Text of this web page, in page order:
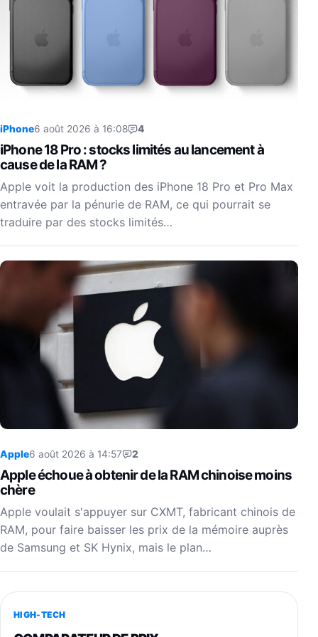
iPhone6 août 2026 à 16:08 4
iPhone 18 Pro : stocks limités au lancement à
cause de la RAM ?
Apple voit la production des iPhone 18 Pro et Pro Max
entravée par la pénurie de RAM, ce qui pourrait se
traduire par des stocks limités…
Apple6 août 2026 à 14:57 2
Apple échoue à obtenir de la RAM chinoise moins
chère
Apple voulait s'appuyer sur CXMT, fabricant chinois de
RAM, pour faire baisser les prix de la mémoire auprès
de Samsung et SK Hynix, mais le plan…
HIGH-TECH